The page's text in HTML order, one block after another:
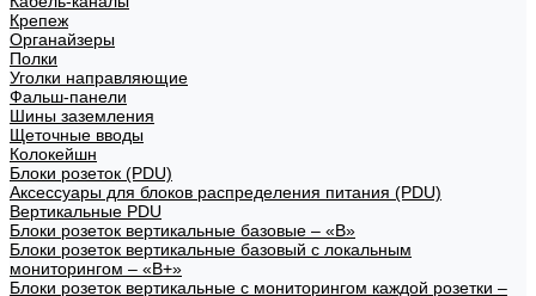
Крепеж
Органайзеры
Полки
Уголки направляющие
Фальш-панели
Шины заземления
Щеточные вводы
Колокейшн
Блоки розеток (PDU)
Аксессуары для блоков распределения питания (PDU)
Вертикальные PDU
Блоки розеток вертикальные базовые – «В»
Блоки розеток вертикальные базовый с локальным
мониторингом – «В+»
Блоки розеток вертикальные с мониторингом каждой розетки –